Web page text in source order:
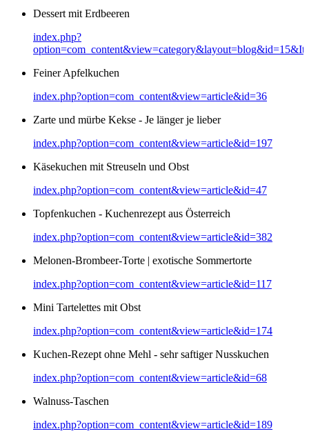
Dessert mit Erdbeeren
index.php?
Feiner Apfelkuchen
index.php?option=com_content&view=article&id=36
Zarte und mürbe Kekse - Je länger je lieber
index.php?option=com_content&view=article&id=197
Käsekuchen mit Streuseln und Obst
index.php?option=com_content&view=article&id=47
Topfenkuchen - Kuchenrezept aus Österreich
index.php?option=com_content&view=article&id=382
Melonen-Brombeer-Torte | exotische Sommertorte
index.php?option=com_content&view=article&id=117
Mini Tartelettes mit Obst
index.php?option=com_content&view=article&id=174
Kuchen-Rezept ohne Mehl - sehr saftiger Nusskuchen
index.php?option=com_content&view=article&id=68
Walnuss-Taschen
index.php?option=com_content&view=article&id=189